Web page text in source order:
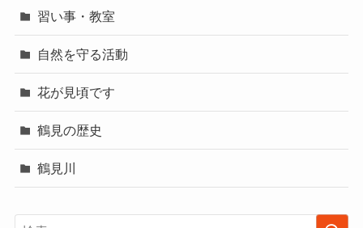
習い事・教室
自然を守る活動
花が見頃です
鶴見の歴史
鶴見川